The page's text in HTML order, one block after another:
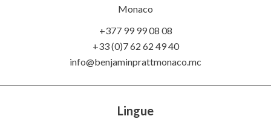
Monaco
+377 99 99 08 08
+33 (0)7 62 62 49 40
info@benjaminprattmonaco.mc
Lingue